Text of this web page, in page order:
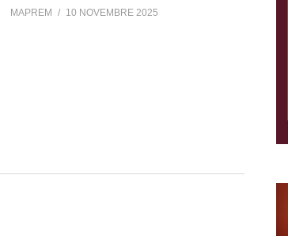
MAPREM 10 NOVEMBRE 2025